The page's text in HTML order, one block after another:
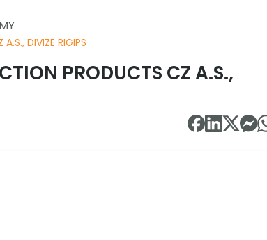
DIVIZE RIGIPS
PRODUCTS CZ A.S.,